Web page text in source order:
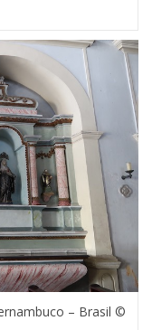
– Brasil ©